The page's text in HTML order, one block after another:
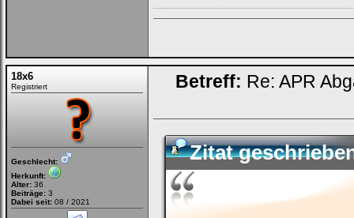
18x6
Registriert
Geschlecht:
Herkunft:
Alter: 36
Beiträge: 3
Dabei seit: 08 / 2021
Betreff: Re: APR
Zitat